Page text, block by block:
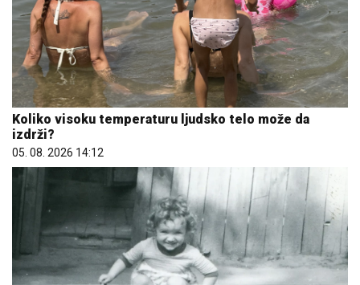
Koliko visoku temperaturu ljudsko telo može da
izdrži?
05. 08. 2026 14:12